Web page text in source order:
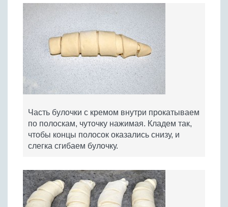
Часть булочки с кремом внутри прокатываем
по полоскам, чуточку нажимая. Кладем так,
чтобы концы полосок оказались снизу, и
слегка сгибаем булочку.